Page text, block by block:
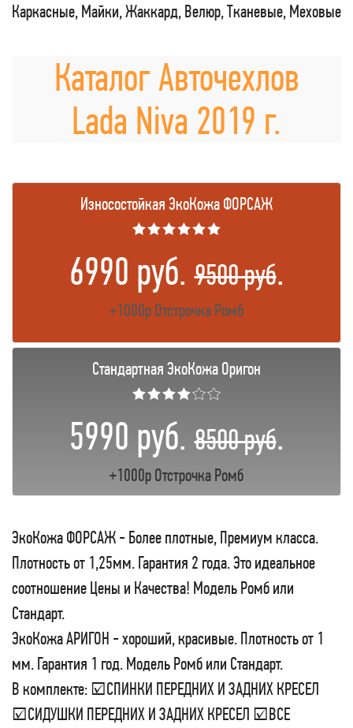
Каркасные, Майки, Жаккард, Велюр, Тканевые, Меховые
Каталог Авточехлов
Lada Niva 2019 г.
Износостойкая ЭкоКожа ФОРСАЖ
★★★★★★
6990 руб.9500 руб.
+1000р Отстрочка Ромб
Стандартная ЭкоКожа Оригон
★★★★☆☆
5990 руб.8500 руб.
+1000р Отстрочка Ромб
ЭкоКожа ФОРСАЖ - Более плотные, Премиум класса.
Плотность от 1,25мм. Гарантия 2 года. Это идеальное
соотношение Цены и Качества! Модель Ромб или
Стандарт.
ЭкоКожа АРИГОН - хороший, красивые. Плотность от 1
мм. Гарантия 1 год. Модель Ромб или Стандарт.
В комплекте: ☑СПИНКИ ПЕРЕДНИХ И ЗАДНИХ КРЕСЕЛ
☑СИДУШКИ ПЕРЕДНИХ И ЗАДНИХ КРЕСЕЛ ☑ВСЕ